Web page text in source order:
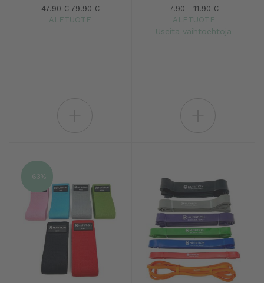
47.90 € 79.90 €
ALETUOTE
7.90 - 11.90 €
ALETUOTE
Useita vaihtoehtoja
-63%